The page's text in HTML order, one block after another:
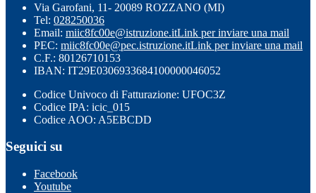
Via Garofani, 11- 20089 ROZZANO (MI)
Tel: 028250036
Email: miic8fc00e@istruzione.itLink per inviare una mail
PEC: miic8fc00e@pec.istruzione.itLink per inviare una mail
C.F.: 80126710153
IBAN: IT29E0306933684100000046052
Codice Univoco di Fatturazione: UFOC3Z
Codice IPA: icic_015
Codice AOO: A5EBCDD
Seguici su
Facebook
Youtube